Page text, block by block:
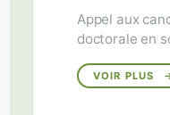
Appel aux
doctorale en
VOIR PLUS